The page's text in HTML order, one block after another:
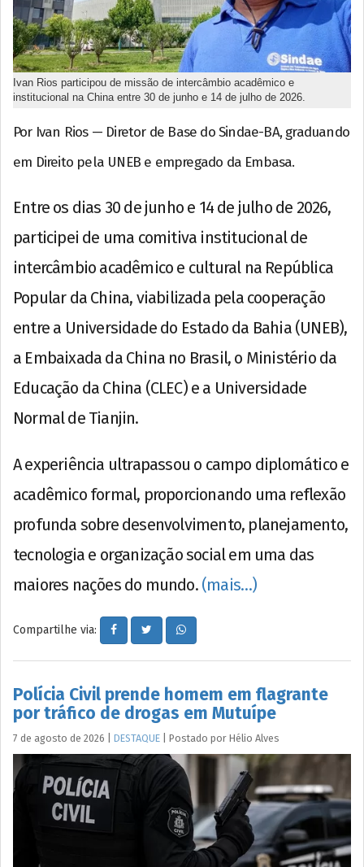
Ivan Rios participou de missão de intercâmbio acadêmico e
institucional na China entre 30 de junho e 14 de julho de 2026.
Por Ivan Rios — Diretor de Base do Sindae-BA, graduando
em Direito pela UNEB e empregado da Embasa.
Entre os dias 30 de junho e 14 de julho de 2026,
participei de uma comitiva institucional de
intercâmbio acadêmico e cultural na República
Popular da China, viabilizada pela cooperação
entre a Universidade do Estado da Bahia (UNEB),
a Embaixada da China no Brasil, o Ministério da
Educação da China (CLEC) e a Universidade
Normal de Tianjin.
A experiência ultrapassou o campo diplomático e
acadêmico formal, proporcionando uma reflexão
profunda sobre desenvolvimento, planejamento,
tecnologia e organização social em uma das
maiores nações do mundo. (mais…)
Compartilhe via:
Polícia Civil prende homem em flagrante
por tráfico de drogas em Mutuípe
7 de agosto de 2026 DESTAQUE Postado por Hélio Alves